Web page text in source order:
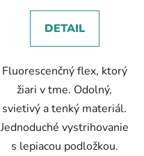
DETAIL
Fluorescenčný flex, ktorý
žiari v tme. Odolný,
svietivý a tenký materiál.
Jednoduché vystrihovanie
s lepiacou podložkou.